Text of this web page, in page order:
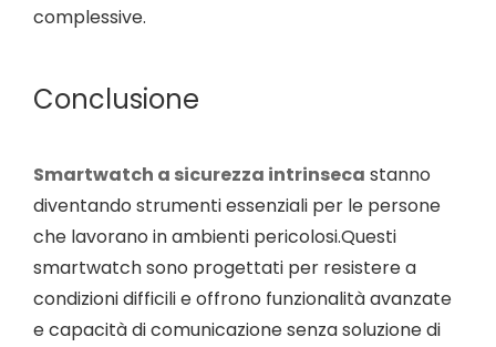
complessive.
Conclusione
Smartwatch a sicurezza intrinseca stanno
diventando strumenti essenziali per le persone
che lavorano in ambienti pericolosi.Questi
smartwatch sono progettati per resistere a
condizioni difficili e offrono funzionalità avanzate
e capacità di comunicazione senza soluzione di